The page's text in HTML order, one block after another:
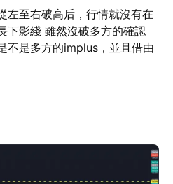
左至右破高后，行情就沒有在
下影綫 雖然沒破多方的確認
不是多方的implus，並且借由
認多方是不是真的存在，并且
confirmation還可以向下移動
并且回調結構也符合多方行